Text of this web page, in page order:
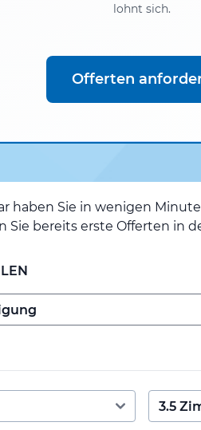
lohnt sich.
Offerten
haben Sie in wenigen
Sie bereits erste Offerten in